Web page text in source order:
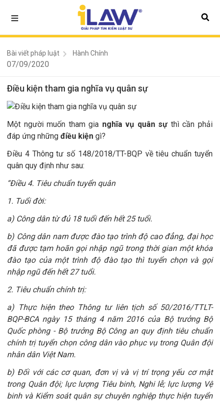
Bài viết pháp luật Hành Chính
07/09/2020
Điều kiện tham gia nghĩa vụ quân sự
Một người muốn tham gia nghĩa vụ quân sựthì cần phải
đáp ứng những điều kiện gì?
Điều 4 Thông tư số 148/2018/TT-BQP về tiêu chuẩn tuyển
quân quy định như sau:
“Điều 4. Tiêu chuẩn tuyển quân
1. Tuổi đời:
a) Công dân từ đủ 18 tuổi đến hết 25 tuổi.
b) Công dân nam được đào tạo trình độ cao đẳng, đại học
đã được tạm hoãn gọi nhập ngũ trong thời gian một khóa
đào tạo của một trình độ đào tạo thì tuyển chọn và gọi
nhập ngũ đến hết 27 tuổi.
2. Tiêu chuẩn chính trị:
a) Thực hiện theo Thông tư liên tịch số 50/2016/TTLT-
BQP-BCA ngày 15 tháng 4 năm 2016 của Bộ trưởng Bộ
Quốc phòng - Bộ trưởng Bộ Công an quy định tiêu chuẩn
chính trị tuyển chọn công dân vào phục vụ trong Quân đội
nhân dân Việt Nam.
b) Đối với các cơ quan, đơn vị và vị trí trọng yếu cơ mật
trong Quân đội; lực lượng Tiêu binh, Nghi lễ; lực lượng Vệ
binh và Kiểm soát quân sự chuyên nghiệp thực hiện tuyển